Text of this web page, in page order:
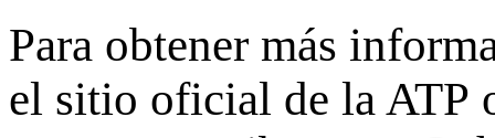
Para obtener más
el sitio oficial de la ATP